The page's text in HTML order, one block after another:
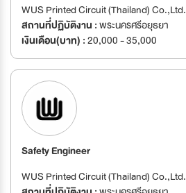
WUS Printed Circuit (Thailand) Co.,Ltd.
สถานที่ปฏิบัติงาน :พระนครศรีอยุธยา
เงินเดือน(บาท) :20,000 - 35,000
Safety Engineer
WUS Printed Circuit (Thailand) Co.,Ltd.